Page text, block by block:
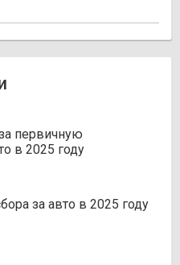
первичную
в 2025 году
за авто в 2025 году